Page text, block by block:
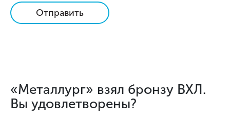
Отправить
«Металлург» взял бронзу ВХЛ.
Вы удовлетворены?